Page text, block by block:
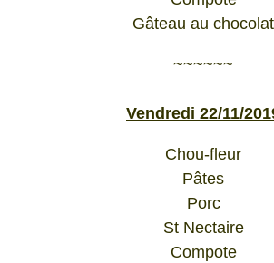
Gâteau au chocolat
~~~~~~
Vendredi 22/11/
Chou-fleur
Pâtes
Porc
St Nectaire
Compote